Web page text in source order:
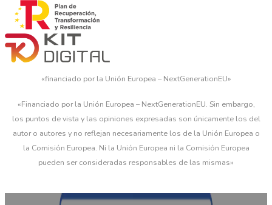
«financiado por la Unión Europea – NextGenerationEU»
«Financiado por la Unión Europea – NextGenerationEU. Sin embargo,
los puntos de vista y las opiniones expresadas son únicamente los del
autor o autores y no reflejan necesariamente los de la Unión Europea o
la Comisión Europea. Ni la Unión Europea ni la Comisión Europea
pueden ser consideradas responsables de las mismas»